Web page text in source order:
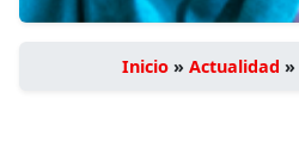
Inicio » Actualidad »